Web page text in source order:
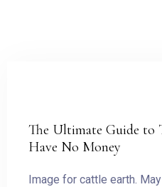
The Ultimate Guide to
Have No Money
Image for cattle earth.